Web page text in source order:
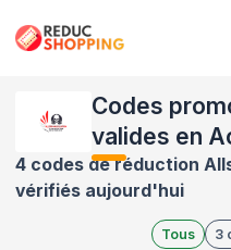
Codes
valides en
4 codes de réduction
vérifiés aujourd'hui
Tous 3